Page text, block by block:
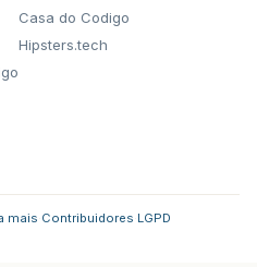
Casa do Codigo
Hipsters.tech
mais Contribuidores LGPD